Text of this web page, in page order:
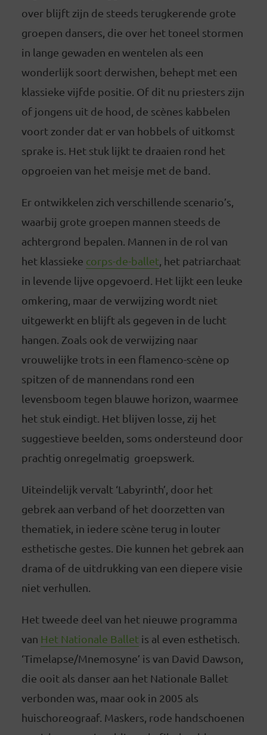
over blijft zijn de steeds terugkerende grote
groepen dansers, die over het toneel stormen
in lange gewaden en wentelen als een
wonderlijk soort derwishen, behept met een
klassieke vijfde positie. Of dit nu priesters zijn
of jongens uit de hood, de scènes kabbelen
voort zonder dat er van hobbels of uitkomst
sprake is. Het stuk lijkt te draaien rond het
opgroeien van het meisje met de band.
Er ontwikkelen zich verschillende scenario’s,
waarbij grote groepen mannen steeds de
achtergrond bepalen. Mannen in de rol van
het klassieke corps-de-ballet, het patriarchaat
in levende lijve opgevoerd. Het lijkt een leuke
omkering, maar de verwijzing wordt niet
uitgewerkt en blijft als gegeven in de lucht
hangen. Zoals ook de verwijzing naar
vrouwelijke trots in een flamenco-scène op
spitzen of de mannendans rond een
levensboom tegen blauwe horizon, waarmee
het stuk eindigt. Het blijven losse, zij het
suggestieve beelden, soms ondersteund door
prachtig onregelmatig groepswerk.
Uiteindelijk vervalt ‘Labyrinth’, door het
gebrek aan verband of het doorzetten van
thematiek, in iedere scène terug in louter
esthetische gestes. Die kunnen het gebrek aan
drama of de uitdrukking van een diepere visie
niet verhullen.
Het tweede deel van het nieuwe programma
van Het Nationale Balletis al even esthetisch.
‘Timelapse/Mnemosyne’ is van David Dawson,
die ooit als danser aan het Nationale Ballet
verbonden was, maar ook in 2005 als
huischoreograaf. Maskers, rode handschoenen